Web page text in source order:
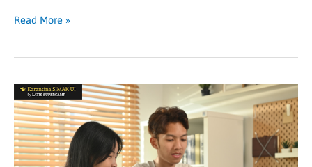
Read More »
Siap
Hadapi
SIMAK
UI
dari